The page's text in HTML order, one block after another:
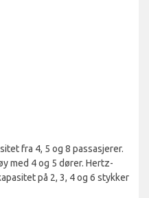
fra 4, 5 og 8 passasjerer.
med 4 og 5 dører. Hertz-
på 2, 3, 4 og 6 stykker